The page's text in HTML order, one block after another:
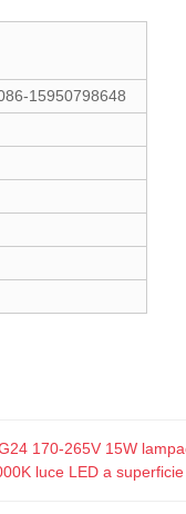
15950798648
170-265V 15W
luce LED a